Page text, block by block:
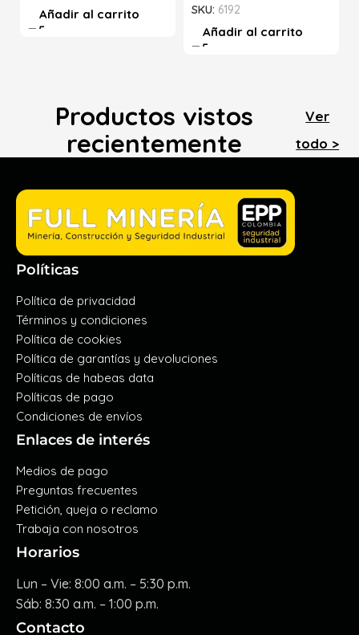
Añadir al carrito SKU: 6192
Añadir al carrito
Productos vistos
recientemente
Ver
todo >
Políticas
Política de privacidad
Términos y condiciones
Política de cookies
Política de garantías y devoluciones
Políticas de habeas data
Políticas de pago
Condiciones de envíos
Enlaces de interés
Medios de pago
Preguntas frecuentes
Petición, queja o reclamo
Trabaja con nosotros
Horarios
Lun – Vie: 8:00 a.m. – 5:30 p.m.
Sáb: 8:30 a.m. – 1:00 p.m.
Contacto